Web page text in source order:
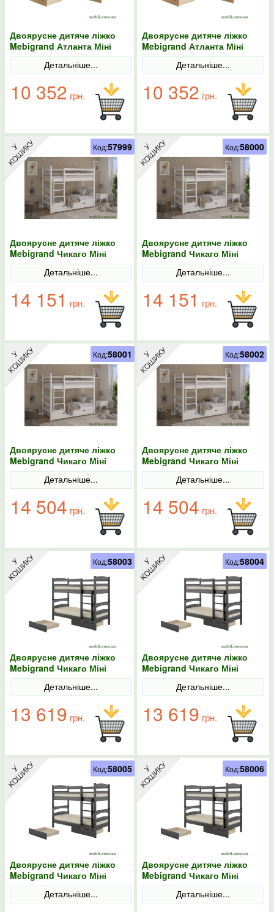
Двоярусне дитяче ліжко
Mebigrand Атланта Міні
Горіх світлий 90х190 з
ящикамиДетальніше...
10 352 грн.
Двоярусне дитяче ліжко
Mebigrand Атланта Міні
Горіх світлий 90х200 з
ящикамиДетальніше...
10 352 грн.
Двоярусне дитяче ліжко
Mebigrand Чикаго Міні
Білий (RAL9003) 80х190 з
ящикамиДетальніше...
14 151 грн.
Код:57999
Двоярусне дитяче ліжко
Mebigrand Чикаго Міні
Білий (RAL9003) 80х200 з
ящикамиДетальніше...
14 151 грн.
Код:58000
Двоярусне дитяче ліжко
Mebigrand Чикаго Міні
Білий (RAL9003) 90х190 з
ящикамиДетальніше...
14 504 грн.
Код:58001
Двоярусне дитяче ліжко
Mebigrand Чикаго Міні
Білий (RAL9003) 90х200 з
ящикамиДетальніше...
14 504 грн.
Код:58002
Двоярусне дитяче ліжко
Mebigrand Чикаго Міні
Венге 80х190 з ящиками
Детальніше...
13 619 грн.
Код:58003
Двоярусне дитяче ліжко
Mebigrand Чикаго Міні
Венге 80х200 з ящиками
Детальніше...
13 619 грн.
Код:58004
Двоярусне дитяче ліжко
Mebigrand Чикаго Міні
Венге 90х190 з ящиками
Детальніше...
Код:58005
Двоярусне дитяче ліжко
Mebigrand Чикаго Міні
Венге 90х200 з ящиками
Детальніше...
Код:58006